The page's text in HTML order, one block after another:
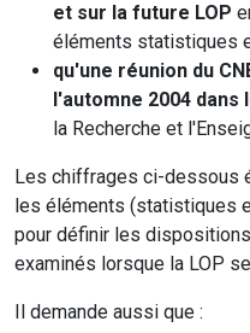
et sur la future LOP
éléments statistiques
qu'une réunion du
l'automne 2004 dans
la Recherche et
Les chiffrages ci-dessous
les éléments (statistiques
pour définir les
examinés lorsque la LOP
Il demande aussi que :